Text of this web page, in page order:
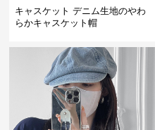
キャスケット デニム生地のやわ
らかキャスケット帽